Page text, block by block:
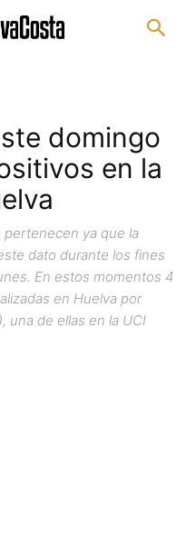
domingo
en la
pertenecen ya que la
dato durante los fines
En estos momentos 4
en Huelva por
una de ellas en la UCI